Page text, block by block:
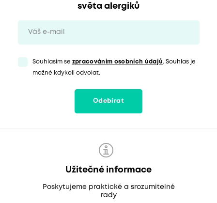
světa alergiků
Souhlasím se zpracováním osobních údajů. Souhlas je
možné kdykoli odvolat.
Odebírat
Užitečné informace
Poskytujeme praktické a srozumitelné
rady